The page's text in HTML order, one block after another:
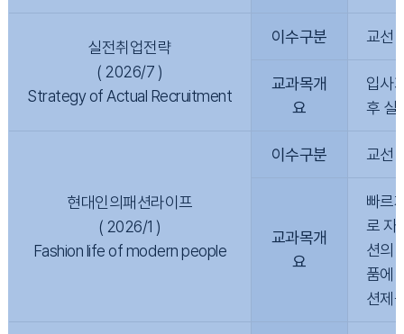
실전취업전략
( 2026/7 )
Strategy of Actual Recruitment
이수구분 교선
교과목개
요
입사
후 실
현대인의패션라이프
( 2026/1 )
Fashion life of modern people
이수구분 교선
교과목개
요
빠르
로 자
션의
품에
션제